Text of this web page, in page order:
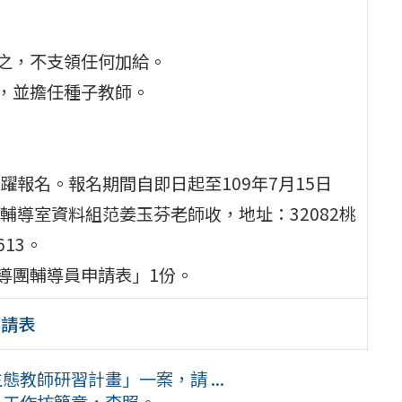
，不支領任何加給。
並擔任種子教師。
報名。報名期間自即日起至109年7月15日
導室資料組范姜玉芬老師收，地址：32082桃
。
團輔導員申請表」1份。
表
教師研習計畫」一案，請 ...